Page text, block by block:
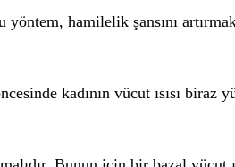
yöntem, hamilelik şansını
kadının vücut ısısı